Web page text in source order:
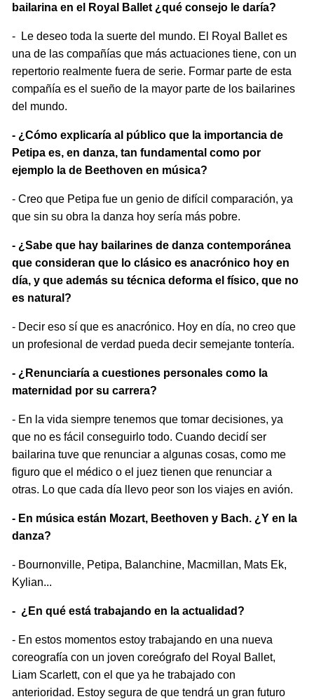
bailarina en el Royal Ballet ¿qué consejo le daría?
- Le deseo toda la suerte del mundo. El Royal Ballet es
una de las compañías que más actuaciones tiene, con un
repertorio realmente fuera de serie. Formar parte de esta
compañía es el sueño de la mayor parte de los bailarines
del mundo.
- ¿Cómo explicaría al público que la importancia de
Petipa es, en danza, tan fundamental como por
ejemplo la de Beethoven en música?
- Creo que Petipa fue un genio de difícil comparación, ya
que sin su obra la danza hoy sería más pobre.
- ¿Sabe que hay bailarines de danza contemporánea
que consideran que lo clásico es anacrónico hoy en
día, y que además su técnica deforma el físico, que no
es natural?
- Decir eso sí que es anacrónico. Hoy en día, no creo que
un profesional de verdad pueda decir semejante tontería.
- ¿Renunciaría a cuestiones personales como la
maternidad por su carrera?
- En la vida siempre tenemos que tomar decisiones, ya
que no es fácil conseguirlo todo. Cuando decidí ser
bailarina tuve que renunciar a algunas cosas, como me
figuro que el médico o el juez tienen que renunciar a
otras. Lo que cada día llevo peor son los viajes en avión.
- En música están Mozart, Beethoven y Bach. ¿Y en la
danza?
- Bournonville, Petipa, Balanchine, Macmillan, Mats Ek,
Kylian...
- ¿En qué está trabajando en la actualidad?
- En estos momentos estoy trabajando en una nueva
coreografía con un joven coreógrafo del Royal Ballet,
Liam Scarlett, con el que ya he trabajado con
anterioridad. Estoy segura de que tendrá un gran futuro